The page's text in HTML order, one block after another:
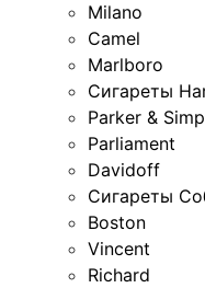
Milano
Camel
Marlboro
Сигареты
Parker &
Parliament
Davidoff
Сигареты
Boston
Vincent
Richard